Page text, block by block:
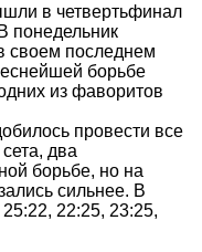
в четвертьфинал
понедельник
своем последнем
борьбе
из фаворитов
провести все
два
борьбе, но на
сильнее. В
22:25, 23:25,